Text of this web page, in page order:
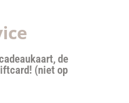
de
(niet op